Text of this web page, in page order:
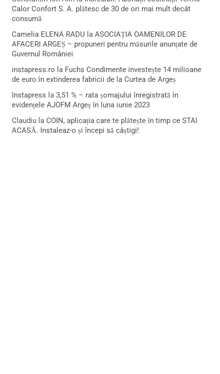
Calor Confort S. A. plătesc de 30 de ori mai mult decât
consumă
Camelia ELENA RADU la ASOCIAȚIA OAMENILOR DE
AFACERI ARGEȘ – propuneri pentru măsurile anunțate de
Guvernul României
instapress.ro la Fuchs Condimente investește 14 milioane
de euro în extinderea fabricii de la Curtea de Argeș
Instapress la 3,51 % – rata șomajului înregistrată în
evidențele AJOFM Argeș în luna iunie 2023
Claudiu la COIN, aplicația care te plătește în timp ce STAI
ACASĂ. Instaleaz-o și începi să câștigi!